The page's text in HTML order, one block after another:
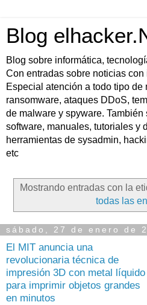
Blog
Blog sobre informática,
Con entradas sobre noticias
Especial atención a todo tipo de
ransomware, ataques DDoS,
de malware y spyware.
software, manuales, tutoriales y
herramientas de sysadmin,
etc
Mostrando entradas con la
todas las
sábado, 27 de enero de
El MIT anuncia una
revolucionaria técnica de
impresión 3D con metal líquido
para imprimir objetos grandes
en minutos